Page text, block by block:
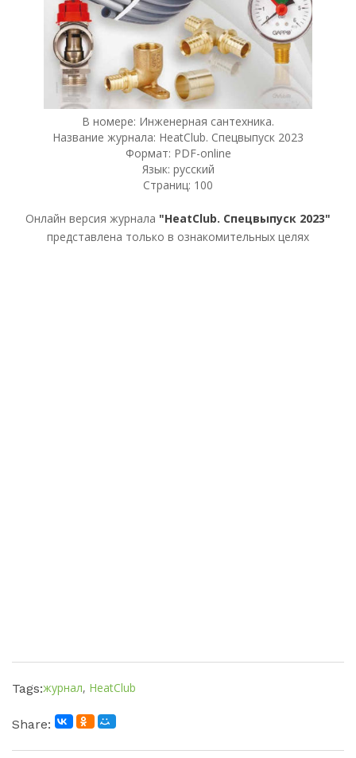
В номере: Инженерная сантехника.
Название журнала: HeatClub. Спецвыпуск 2023
Формат: PDF-online
Язык: русский
Страниц: 100
Онлайн версия журнала "HeatClub. Спецвыпуск 2023"
представлена только в ознакомительных целях
Tags:журнал, HeatClub
Share: